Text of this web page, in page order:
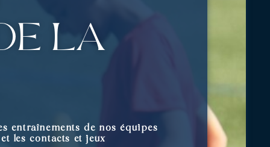
la
entraînements de nos équipes
les contacts et jeux